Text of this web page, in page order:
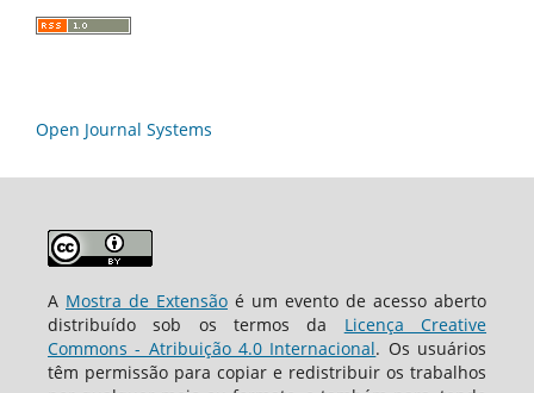
Open Journal Systems
A Mostra de Extensão é um evento de acesso aberto
distribuído sob os termos da Licença Creative
Commons - Atribuição 4.0 Internacional. Os usuários
têm permissão para copiar e redistribuir os trabalhos